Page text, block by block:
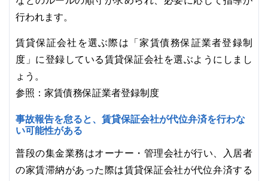
行われます。
賃貸保証会社を選ぶ際は「家賃債務保証業者登録制
度」に登録している賃貸保証会社を選ぶようにしまし
ょう。
参照：家賃債務保証業者登録制度
事故報告を怠ると、賃貸保証会社が代位弁済を行わな
い可能性がある
普段の集金業務はオーナー・管理会社が行い、入居者
の家賃滞納があった際は賃貸保証会社が代位弁済する